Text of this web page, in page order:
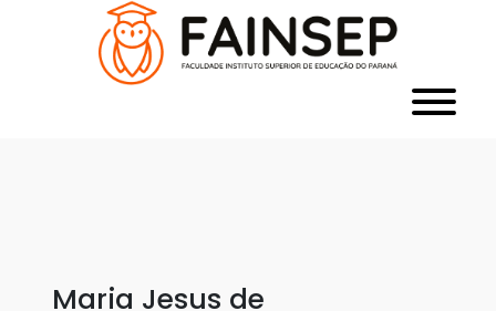
Maria Jesus de